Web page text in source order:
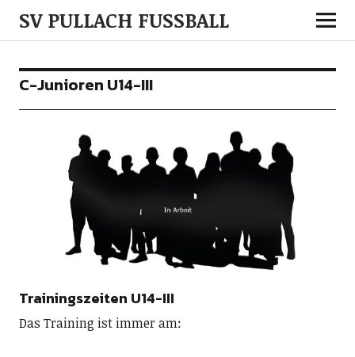
SV PULLACH FUSSBALL
C-Junioren U14-III
Trainingszeiten U14-III
Das Training ist immer am: